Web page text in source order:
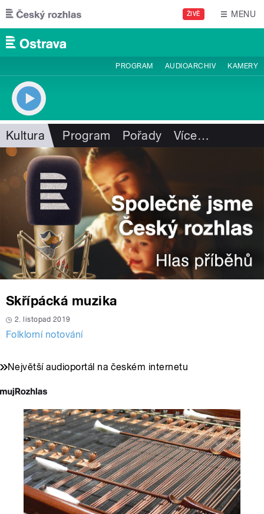
Přejít k hlavnímu obsahu
ŽIVĚ MENU
PROGRAM AUDIOARCHIV KAMERY
Kultura Program Pořady Více…
Skřípácká muzika
2. listopad 2019
Folklorní notování
Největší audioportál na českém internetu